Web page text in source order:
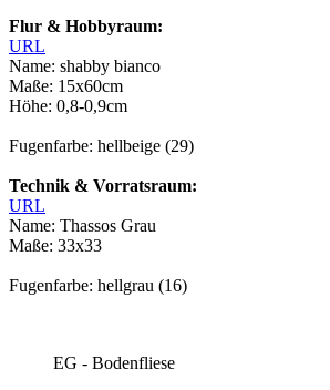
Flur & Hobbyraum:
URL
Name: shabby bianco
Maße: 15x60cm
Höhe: 0,8-0,9cm
Fugenfarbe: hellbeige (29)
Technik & Vorratsraum:
URL
Name: Thassos Grau
Maße: 33x33
Fugenfarbe: hellgrau (16)
EG - Bodenfliese